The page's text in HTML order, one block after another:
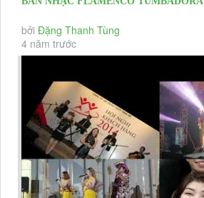
KIỆN RA MẮT DỰ ÁN BĐS...
bởi Đặng Thanh Tùng
4 năm trước